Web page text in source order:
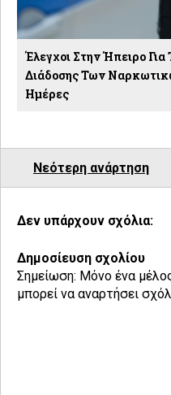
Έλεγχοι Στην Ήπειρο
Διάδοσης Των
Ημέρες
Νεότερη ανάρτηση
Δεν υπάρχουν σχόλια:
Δημοσίευση σχολίου
Σημείωση: Μόνο ένα
μπορεί να αναρτήσει